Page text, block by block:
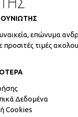
επώνυμα
προσιτές τιμές
Δεδομένα
Cookies